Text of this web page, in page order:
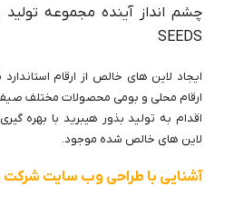
چشم انداز آینده مجموعه تولید
SEEDS
ایجاد لاین های خالص از ارقام
ارقام محلی و بومی محصولات مختلف
اقدام به تولید بذور هیبرید با بهره
لاین های خالص شده موجود.
آشنایی با طراحی وب سایت